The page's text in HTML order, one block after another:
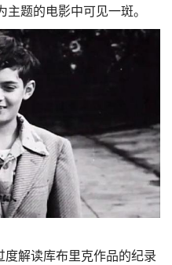
题的电影中可见一斑。
度解读库布里克作品的纪录